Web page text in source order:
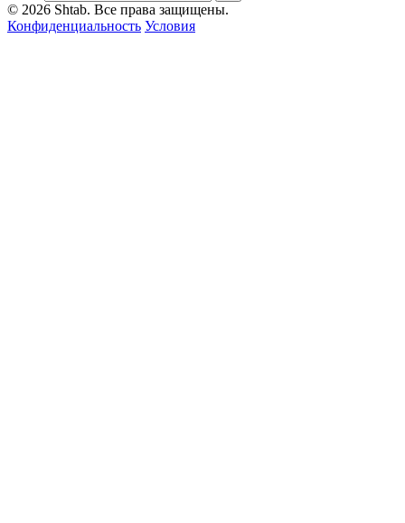
© 2026 Shtab. Все права защищены.
Конфиденциальность Условия